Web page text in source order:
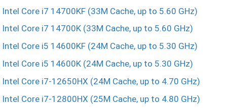
Intel Core i7 14700KF (33M Cache, up to 5.60 GHz)
Intel Core i7 14700K (33M Cache, up to 5.60 GHz)
Intel Core i5 14600KF (24M Cache, up to 5.30 GHz)
Intel Core i5 14600K (24M Cache, up to 5.30 GHz)
Intel Core i7-12650HX (24M Cache, up to 4.70 GHz)
Intel Core i7-12800HX (25M Cache, up to 4.80 GHz)